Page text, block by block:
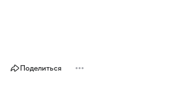
Поделиться